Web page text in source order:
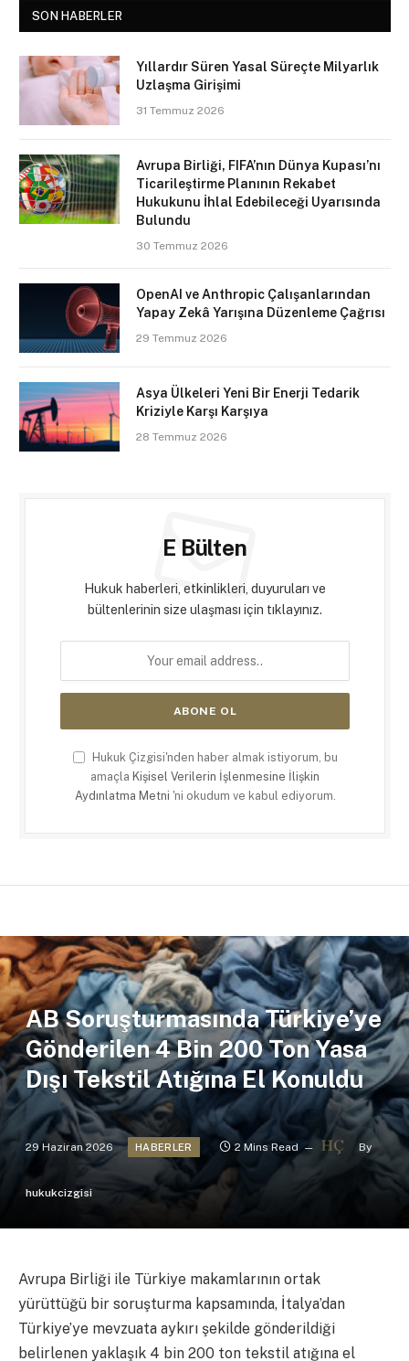
SON HABERLER
Yıllardır Süren Yasal Süreçte Milyarlık
Uzlaşma Girişimi
31 Temmuz 2026
Avrupa Birliği, FIFA’nın Dünya Kupası’nı
Ticarileştirme Planının Rekabet
Hukukunu İhlal Edebileceği Uyarısında
Bulundu
30 Temmuz 2026
OpenAI ve Anthropic Çalışanlarından
Yapay Zekâ Yarışına Düzenleme Çağrısı
29 Temmuz 2026
Asya Ülkeleri Yeni Bir Enerji Tedarik
Kriziyle Karşı Karşıya
28 Temmuz 2026
E Bülten
Hukuk haberleri, etkinlikleri, duyuruları ve
bültenlerinin size ulaşması için tıklayınız.
Hukuk Çizgisi'nden haber almak istiyorum, bu
amaçla Kişisel Verilerin İşlenmesine İlişkin
Aydınlatma Metni 'ni okudum ve kabul ediyorum.
AB Soruşturmasında Türkiye’ye
Gönderilen 4 Bin 200 Ton Yasa
Dışı Tekstil Atığına El Konuldu
29 Haziran 2026 HABERLER 2 Mins Read By
hukukcizgisi
Avrupa Birliği ile Türkiye makamlarının ortak
yürüttüğü bir soruşturma kapsamında, İtalya’dan
Türkiye’ye mevzuata aykırı şekilde gönderildiği
belirlenen yaklaşık 4 bin 200 ton tekstil atığına el